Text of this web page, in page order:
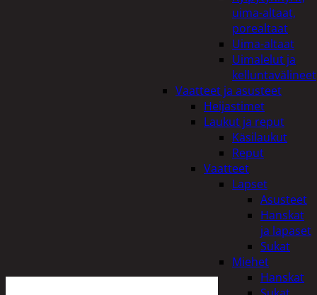
uima-altaat,
porealtaat
Uima-altaat
Uimalelut ja
kelluntavälineet
Vaatteet ja asusteet
Heijastimet
Laukut ja reput
Käsilaukut
Reput
Vaatteet
Lapset
Asusteet
Hanskat
ja lapaset
Sukat
Miehet
Hanskat